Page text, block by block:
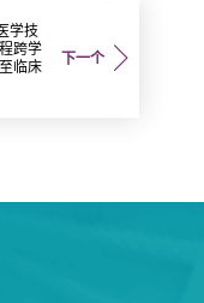
下一个
学技
跨学
临床